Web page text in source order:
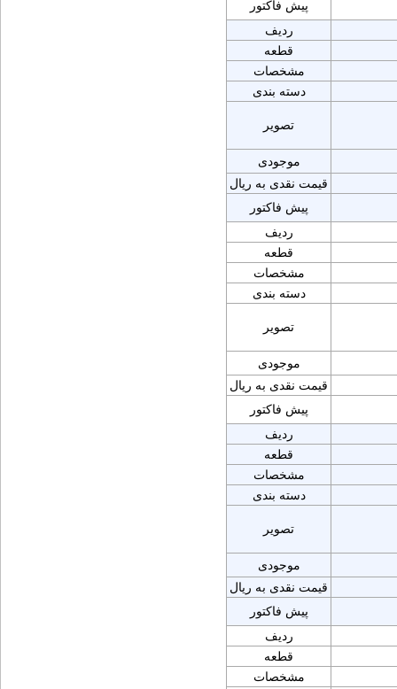
پیش فاکتور
ردیف
قطعه
مشخصات
دسته بندی
تصویر
موجودی
قیمت نقدی به ریال
پیش فاکتور
ردیف
قطعه
مشخصات
دسته بندی
تصویر
موجودی
قیمت نقدی به ریال
پیش فاکتور
ردیف
قطعه
مشخصات
دسته بندی
تصویر
موجودی
قیمت نقدی به ریال
پیش فاکتور
ردیف
قطعه
مشخصات